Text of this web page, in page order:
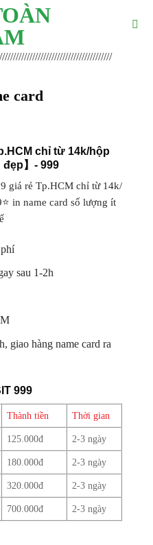
card
chỉ từ 14k/hộp
đẹp】- 999
giá rẻ Tp.HCM chỉ từ 14k/
in name card số lượng ít
sau 1-2h
giao hàng name card ra
999
Thành tiền Thời gian
125.000đ 2-3 ngày
180.000đ 2-3 ngày
320.000đ 2-3 ngày
700.000đ 2-3 ngày